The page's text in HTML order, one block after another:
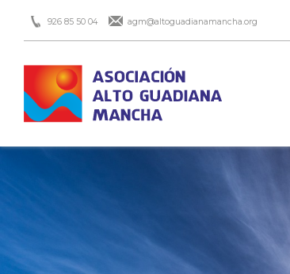
926 85 50 04 agm@altoguadianamancha.org